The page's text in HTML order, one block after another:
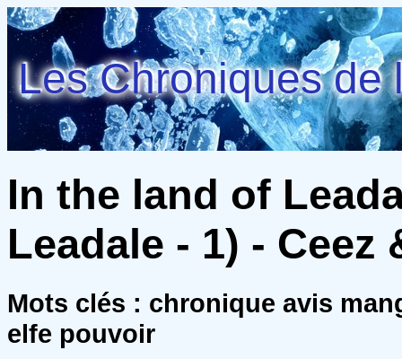
Les Chroniques de
In the land of
Leadale - 1) -
Mots clés : chronique avis
elfe pouvoir